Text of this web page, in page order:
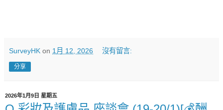
SurveyHK on 1月 12, 2026 沒有留言:
分享
2026年1月9日 星期五